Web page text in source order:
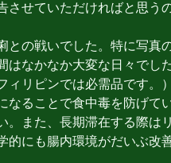
させていただければと思う
との戦いでした。特に写真
はなかなか大変な日々でし
ィリピンでは必需品です。
なることで食中毒を防げて
。また、長期滞在する際は
的にも腸内環境がだいぶ改